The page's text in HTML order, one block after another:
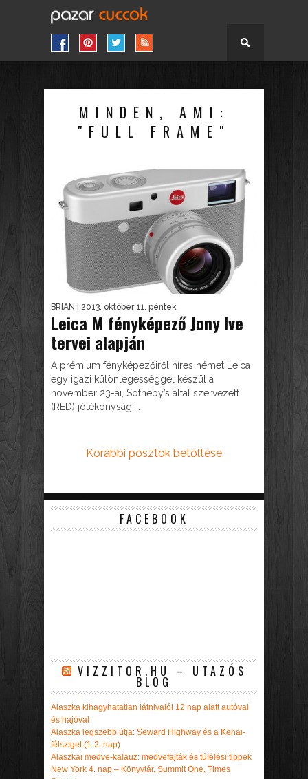
MINDEN, AMI:
"FULL FRAME"
BRIAN | 2013. október 11. péntek
Leica M fényképező Jony Ive
tervei alapján
A prémium fényképezőiről híres német Leica
egy igazi különlegességgel készül a
november 23-ai, Sotheby’s által szervezett
(RED) jótékonysági...
Korábbi posztok betöltése
FACEBOOK
VIZZITOR.HU – UTAZÓS
BLOG
Alaszka kihagyhatatlan látnivalói 12 nap alatt autóval
és hajóval
Alaszka legszebb útja: Seward Highway és a Kenai-
félsziget (1-2. nap)
Alaszkai medve-kalauz: medvefajták és túlélési tippek
New York 4. nap – Könyvtár, Summit One, Times